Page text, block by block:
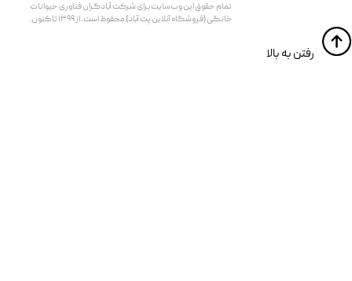
تمام حقوق اين وب‌سايت برای شرکت آبادگران فناوری حیوانات
خانگی (فروشگاه آنلاین پت آباد) محفوظ است. از ۱۳۹۹ تا کنون.
​​رفتن به بالا